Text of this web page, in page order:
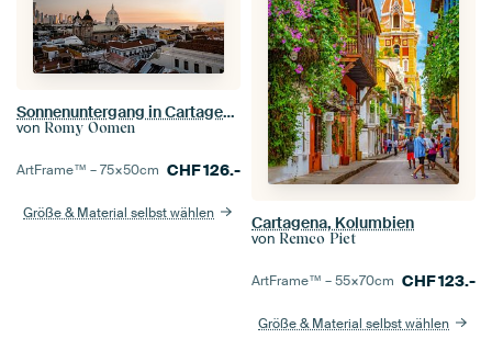
Sonnenuntergang in Cartagena Kolumbien
von Romy Oomen
ArtFrame™ –75×50cm CHF126.-
Größe & Material selbst wählen
Cartagena, Kolumbien
von Remco Piet
ArtFrame™ –55×70cm CHF123.-
Größe & Material selbst wählen